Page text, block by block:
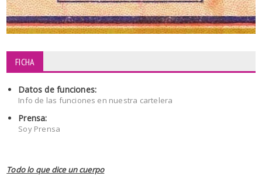
FICHA
Datos de funciones:
Info de las funciones en nuestra cartelera
Prensa:
Soy Prensa
Todo lo que dice un cuerpo